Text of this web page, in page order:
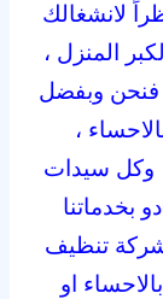
لانشغالك
المنزل ،
فنحن وبفضل
،
وكل سيدات
بخدماتنا
شركة تنظيف
او